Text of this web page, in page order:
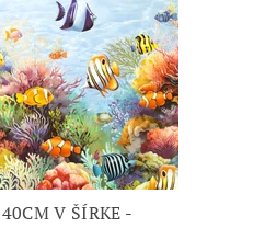
V ŠÍRKE -